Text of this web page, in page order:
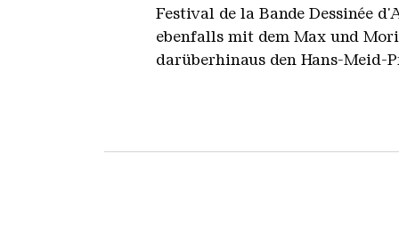
Festival de la Bande Dessinée
ebenfalls mit dem Max und
darüberhinaus den Hans-